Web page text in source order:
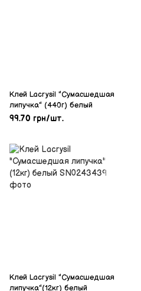
Клей Lacrysil "Сумасшедшая
липучка" (440г) белый
99.70 грн/шт.
Клей Lacrysil "Сумасшедшая
липучка"(12кг) белый